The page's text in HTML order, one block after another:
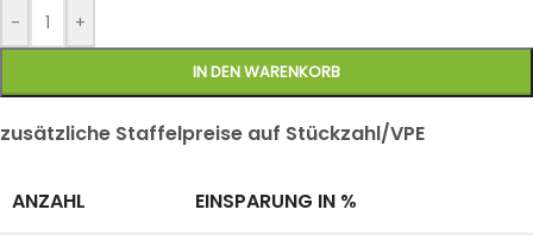
- +
IN DEN WARENKORB
zusätzliche Staffelpreise auf Stückzahl/VPE
ANZAHL EINSPARUNG IN %